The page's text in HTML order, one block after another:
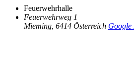
Feuerwehrhalle
Feuerwehrweg 1
Mieming 6414 Österreich Google